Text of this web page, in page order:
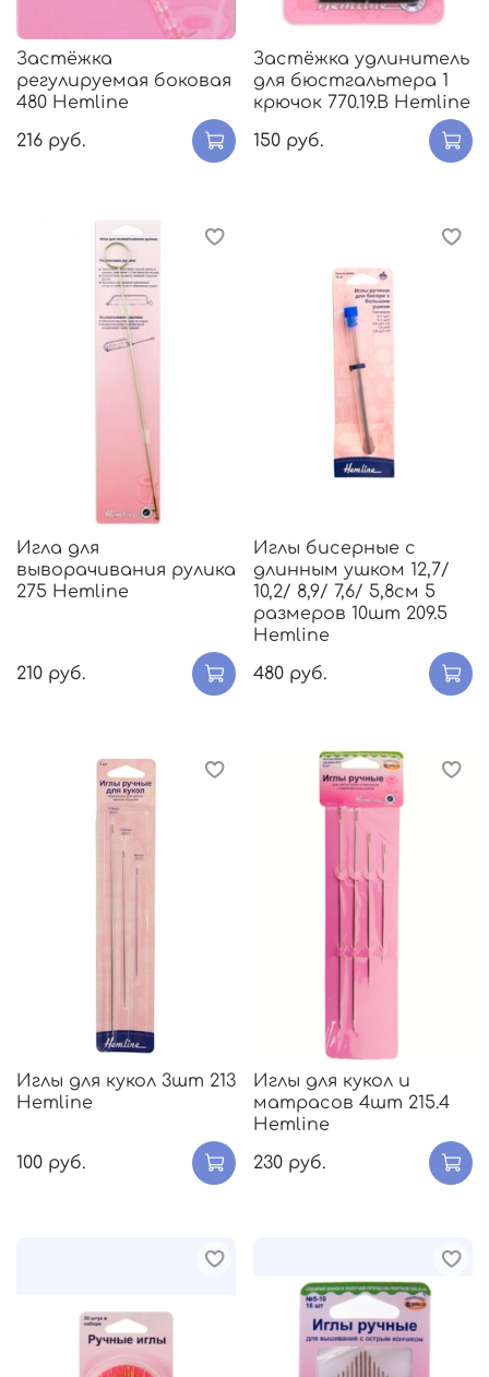
Застёжка
регулируемая боковая
480 Hemline
216 руб.
Застёжка удлинитель
для бюстгальтера 1
крючок 770.19.В Hemline
150 руб.
Игла для
выворачивания рулика
275 Hemline
210 руб.
Иглы бисерные с
длинным ушком 12,7/
10,2/ 8,9/ 7,6/ 5,8см 5
размеров 10шт 209.5
Hemline
480 руб.
Иглы для кукол 3шт 213
Hemline
100 руб.
Иглы для кукол и
матрасов 4шт 215.4
Hemline
230 руб.